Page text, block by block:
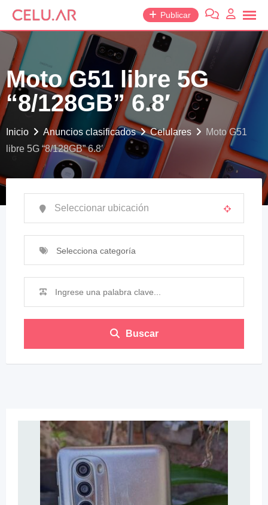
saltar
contenido
Publicar
Moto G51 libre 5G
“8/128GB” 6.8′
Inicio Anuncios clasificados Celulares
Moto G51
libre 5G “8/128GB” 6.8′
Selecciona categoría
Buscar